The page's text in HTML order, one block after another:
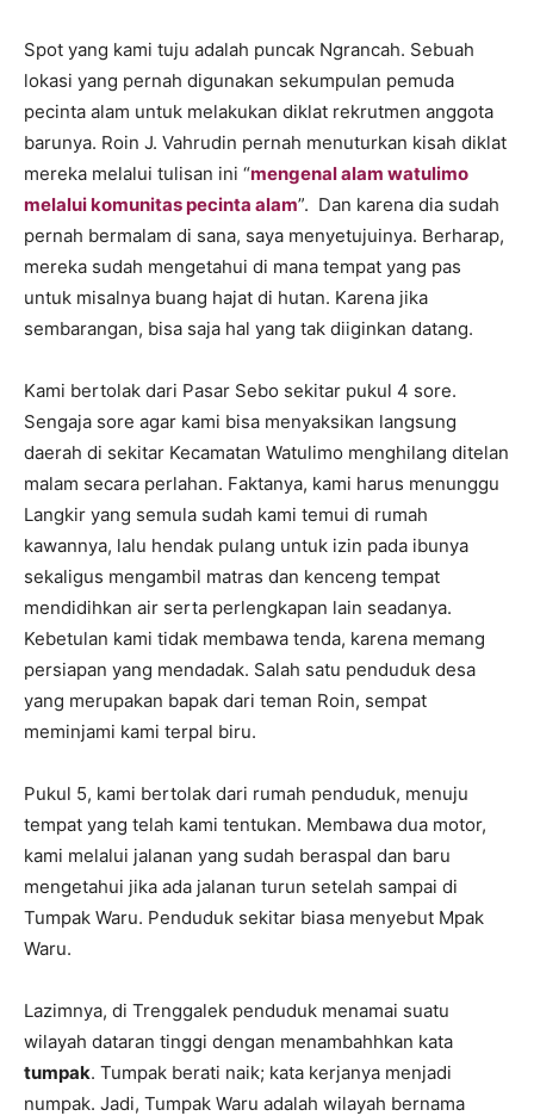
Spot yang kami tuju adalah puncak Ngrancah. Sebuah
lokasi yang pernah digunakan sekumpulan pemuda
pecinta alam untuk melakukan diklat rekrutmen anggota
barunya. Roin J. Vahrudin pernah menuturkan kisah diklat
mereka melalui tulisan ini “mengenal alam watulimo
melalui komunitas pecinta alam”. Dan karena dia sudah
pernah bermalam di sana, saya menyetujuinya. Berharap,
mereka sudah mengetahui di mana tempat yang pas
untuk misalnya buang hajat di hutan. Karena jika
sembarangan, bisa saja hal yang tak diiginkan datang.
Kami bertolak dari Pasar Sebo sekitar pukul 4 sore.
Sengaja sore agar kami bisa menyaksikan langsung
daerah di sekitar Kecamatan Watulimo menghilang ditelan
malam secara perlahan. Faktanya, kami harus menunggu
Langkir yang semula sudah kami temui di rumah
kawannya, lalu hendak pulang untuk izin pada ibunya
sekaligus mengambil matras dan kenceng tempat
mendidihkan air serta perlengkapan lain seadanya.
Kebetulan kami tidak membawa tenda, karena memang
persiapan yang mendadak. Salah satu penduduk desa
yang merupakan bapak dari teman Roin, sempat
meminjami kami terpal biru.
Pukul 5, kami bertolak dari rumah penduduk, menuju
tempat yang telah kami tentukan. Membawa dua motor,
kami melalui jalanan yang sudah beraspal dan baru
mengetahui jika ada jalanan turun setelah sampai di
Tumpak Waru. Penduduk sekitar biasa menyebut Mpak
Waru.
Lazimnya, di Trenggalek penduduk menamai suatu
wilayah dataran tinggi dengan menambahhkan kata
tumpak. Tumpak berati naik; kata kerjanya menjadi
numpak. Jadi, Tumpak Waru adalah wilayah bernama